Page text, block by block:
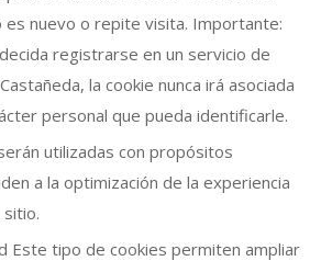
es nuevo o repite visita. Importante:
registrarse en un servicio de
la cookie nunca irá asociada
personal que pueda identificarle.
utilizadas con propósitos
a la optimización de la experiencia
Este tipo de cookies permiten ampliar